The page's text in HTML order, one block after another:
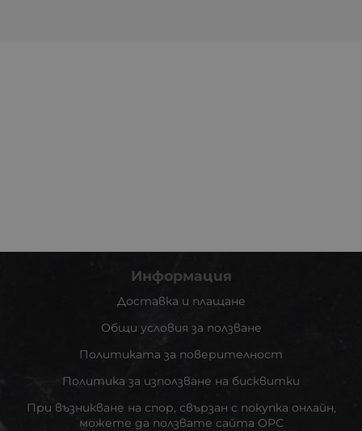
Информация
Доставка и плащане
Общи условия за ползване
Политиката за поверителност
Политика за използване на бисквитки
При възникване на спор, свързан с покупка онлайн,
можете да ползвате сайта ОРС